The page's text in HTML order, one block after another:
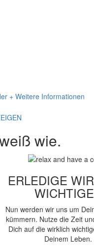
+ Weitere Informationen
wie.
ERLEDIGE
Nun werden wir uns um
kümmern. Nutze die Zeit
Dich auf die wirklich
Deinem Leben.